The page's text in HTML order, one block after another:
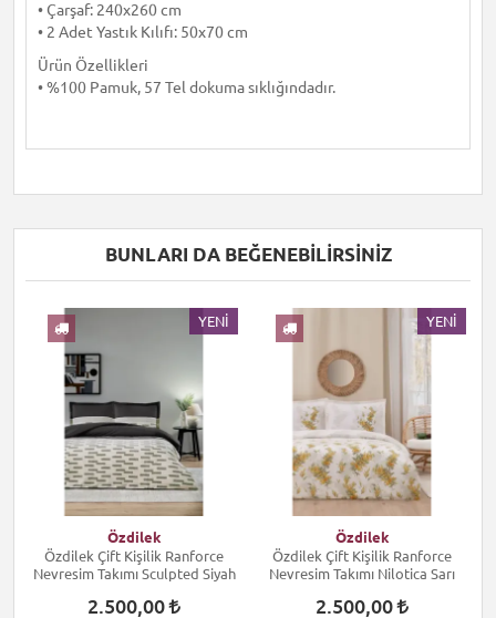
• Çarşaf: 240x260 cm
• 2 Adet Yastık Kılıfı: 50x70 cm
Ürün Özellikleri
• %100 Pamuk, 57 Tel dokuma sıklığındadır.
BUNLARI DA BEĞENEBILIRSINIZ
YENI
Özdilek
Özdilek Çift Kişilik Ranforce
Nevresim Takımı Sculpted Siyah
2.500,00
YENI
Özdilek
Özdilek Çift Kişilik Ranforce
Nevresim Takımı Nilotica Sarı
2.500,00